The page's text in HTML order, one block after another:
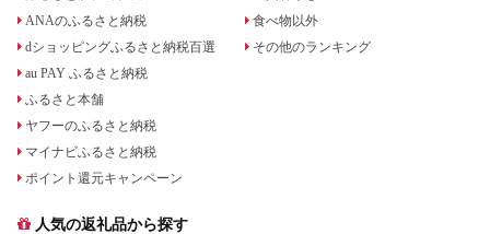
ANAのふるさと納税
dショッピングふるさと納税百選
au PAY ふるさと納税
ふるさと本舗
ヤフーのふるさと納税
マイナビふるさと納税
ポイント還元キャンペーン
食べ物以外
その他のランキング
人気の返礼品から探す